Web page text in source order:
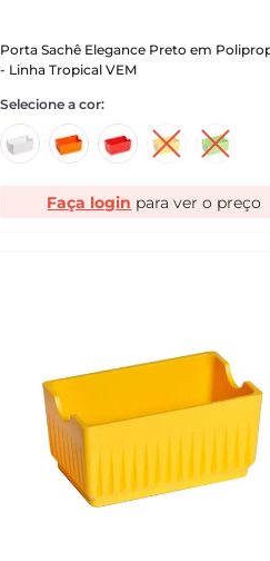
Porta Sachê Elegance Preto em
- Linha Tropical VEM
Faça login